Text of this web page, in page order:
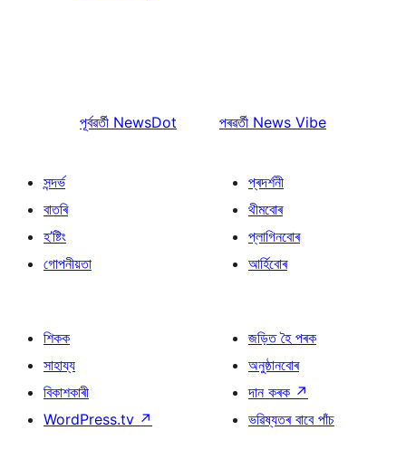
পূৰ্বৱৰ্তী NewsDot পৰৱৰ্তী News Vibe
সন্দৰ্ভ
বাতৰি
হ’ষ্টিং
গোপনীয়তা
প্ৰদৰ্শনী
থীমবোৰ
প্লাগিনবোৰ
আৰ্হিবোৰ
শিকক
সাহায্য
বিকাশকাৰী
WordPress.tv ↗
জড়িত হৈ পৰক
অনুষ্ঠানবোৰ
দান কৰক ↗
ভৱিষ্যতৰ বাবে পাঁচ